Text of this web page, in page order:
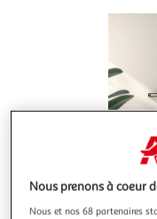
Nous prenons à coeur
Nous et nos 68 partenaires